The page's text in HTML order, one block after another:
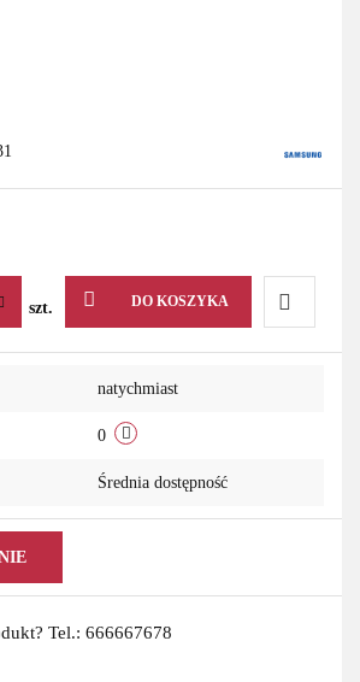
szt. DO KOSZYKA
Do
natychmiast
0
Średnia dostępność
Tel.: 666667678